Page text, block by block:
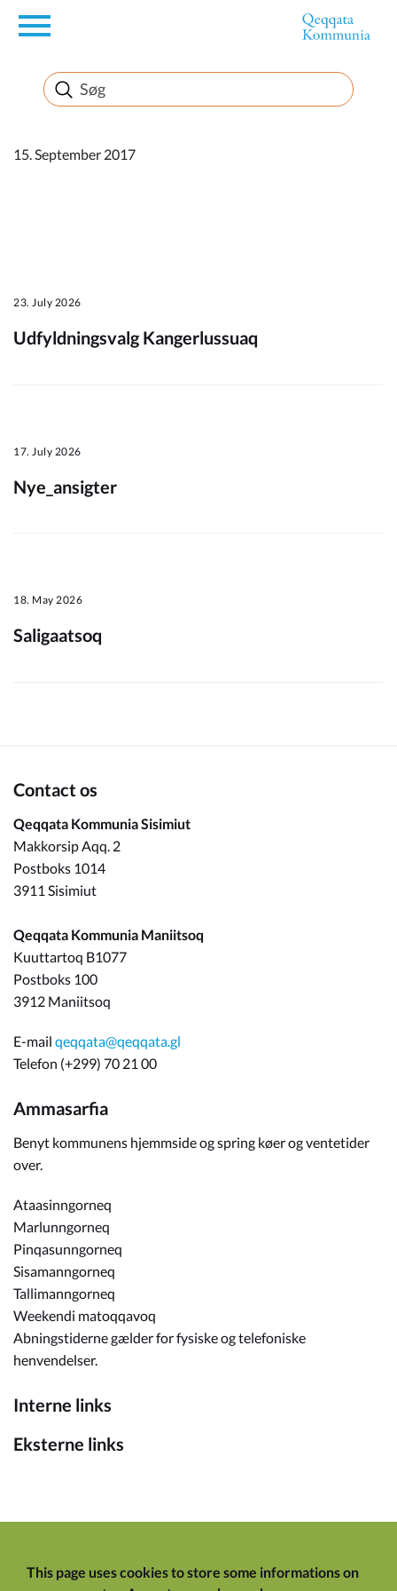
en
Borger
Erhverv
15. September 2017
23. July 2026
Udfyldningsvalg Kangerlussuaq
17. July 2026
Nye_ansigter
18. May 2026
Saligaatsoq
Contact os
Qeqqata Kommunia Sisimiut
Makkorsip Aqq. 2
Postboks 1014
3911 Sisimiut
Qeqqata Kommunia Maniitsoq
Kuuttartoq B1077
Postboks 100
3912 Maniitsoq
E-mail qeqqata@qeqqata.gl
Telefon (+299) 70 21 00
Ammasarfia
Benyt kommunens hjemmside og spring køer og ventetider
over.
Ataasinngorneq
Marlunngorneq
Pinqasunngorneq
Sisamanngorneq
Tallimanngorneq
Weekendi matoqqavoq
Abningstiderne gælder for fysiske og telefoniske
henvendelser.
Interne links
Eksterne links
This page uses cookies to store some informations on